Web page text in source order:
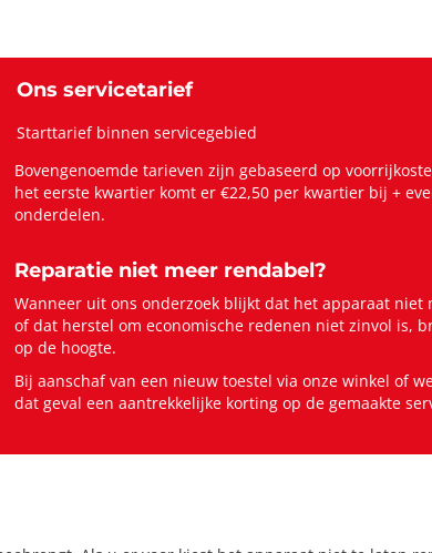
Ons servicetarief
Starttarief binnen servicegebied
Bovengenoemde tarieven zijn gebaseerd op
het eerste kwartier komt er €22,50 per kwartier bij +
onderdelen.
Reparatie niet meer rendabel?
Wanneer uit ons onderzoek blijkt dat het apparaat niet
of dat herstel om economische redenen niet zinvol is,
op de hoogte.
Bij aanschaf van een nieuw toestel via onze winkel of
dat geval een aantrekkelijke korting op de gemaakte